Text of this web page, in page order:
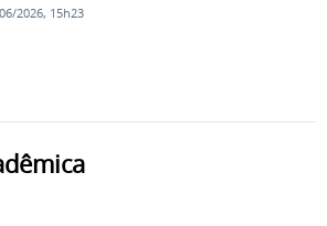
2026, 15h23